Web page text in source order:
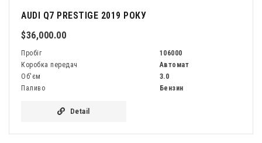
AUDI Q7 PRESTIGE 2019 РОКУ
$36,000.00
Пробіг
106000
Коробка передач
Автомат
Об'єм
3.0
Паливо
Бензин
Detail